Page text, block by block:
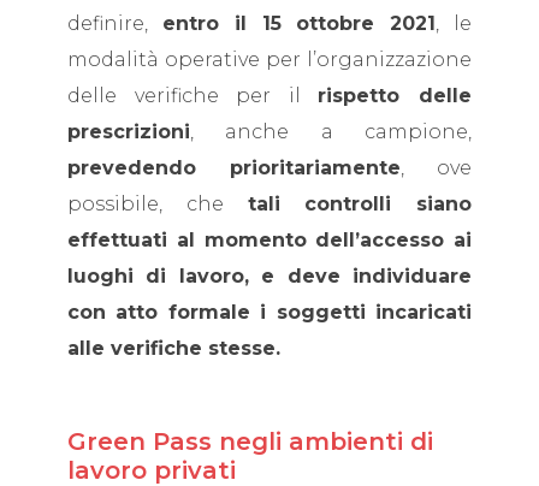
definire, entro il 15 ottobre 2021, le
modalità operative per l’organizzazione
delle verifiche per il rispetto delle
prescrizioni, anche a campione,
prevedendo prioritariamente, ove
possibile, che tali controlli siano
effettuati al momento dell’accesso ai
luoghi di lavoro, e deve individuare
con atto formale i soggetti incaricati
alle verifiche stesse.
Green Pass negli ambienti di
lavoro privati